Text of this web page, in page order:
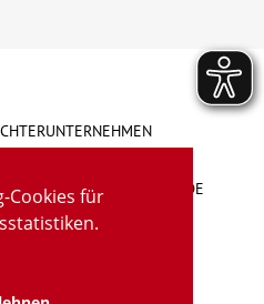
Cookies für
VORSCHLAG/BESCHWERDE